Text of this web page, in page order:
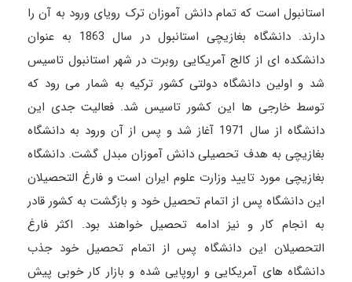
استانبول است که تمام دانش آموزان ترک رویای ورود به آن را
دارند. دانشگاه بغازیچی استانبول در سال 1863 به عنوان
دانشکده ای از کالج آمریکایی روبرت در شهر استانبول تاسیس
شد و اولین دانشگاه دولتی کشور ترکیه به شمار می رود که
توسط خارجی ها این کشور تاسیس شد. فعالیت جدی این
دانشگاه از سال 1971 آغاز شد و پس از آن ورود به دانشگاه
بغازیچی به هدف تحصیلی دانش آموزان مبدل گشت. دانشگاه
بغازیچی مورد تایید وزارت علوم ایران است و فارغ التحصیلان
این دانشگاه پس از اتمام تحصیل خود و بازگشت به کشور قادر
به انجام کار و نیز ادامه تحصیل خواهند بود. اکثر فارغ
التحصیلان این دانشگاه پس از اتمام تحصیل خود جذب
دانشگاه های آمریکایی و اروپایی شده و بازار کار خوبی پیش